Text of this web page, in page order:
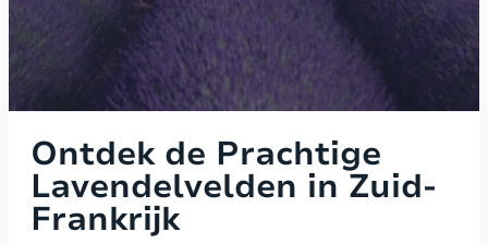
Ontdek de Prachtige
Lavendelvelden in Zuid-
Frankrijk